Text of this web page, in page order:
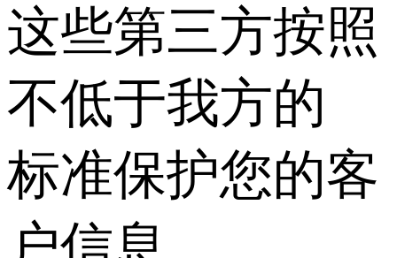
这些第三方按照
不低于我方的
标准保护您的客
户信息。